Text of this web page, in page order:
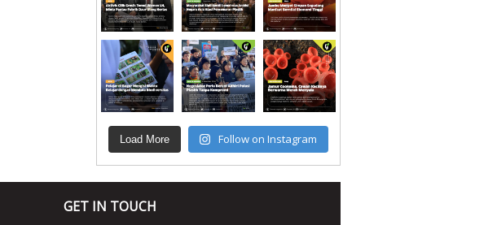
Load More Follow on Instagram
GET IN TOUCH